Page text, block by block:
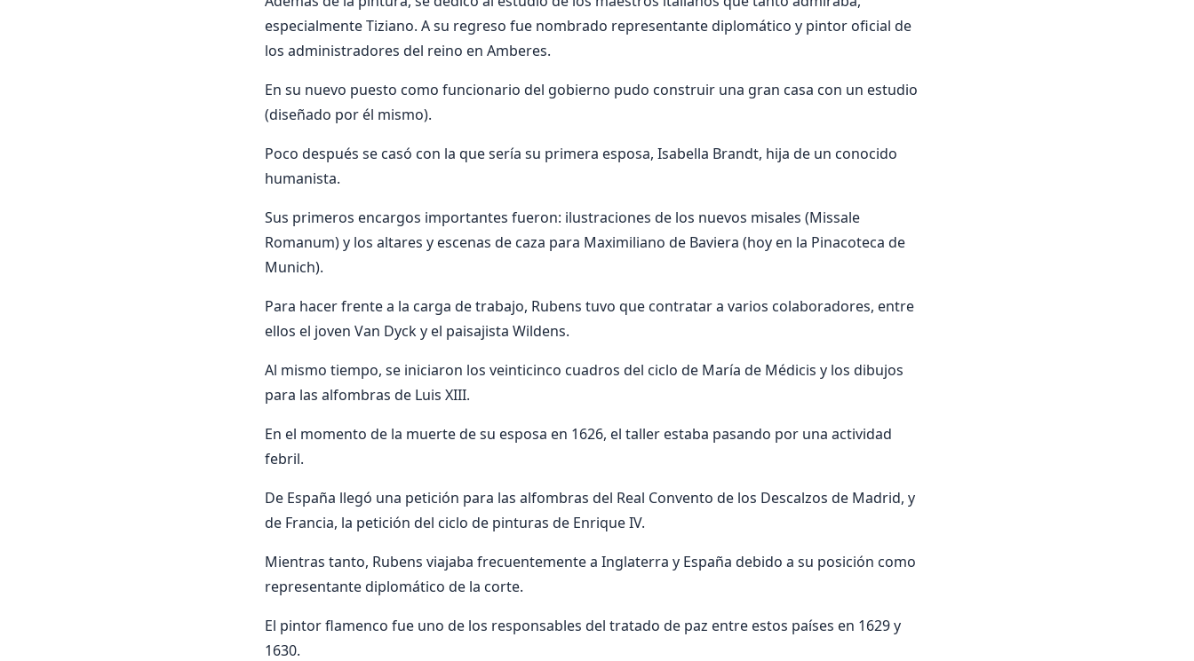
especialmente Tiziano. A su regreso fue nombrado representante diplomático y pintor oficial de
los administradores del reino en Amberes.
En su nuevo puesto como funcionario del gobierno pudo construir una gran casa con un estudio
(diseñado por él mismo).
Poco después se casó con la que sería su primera esposa, Isabella Brandt, hija de un conocido
humanista.
Sus primeros encargos importantes fueron: ilustraciones de los nuevos misales (Missale
Romanum) y los altares y escenas de caza para Maximiliano de Baviera (hoy en la Pinacoteca de
Munich).
Para hacer frente a la carga de trabajo, Rubens tuvo que contratar a varios colaboradores, entre
ellos el joven Van Dyck y el paisajista Wildens.
Al mismo tiempo, se iniciaron los veinticinco cuadros del ciclo de María de Médicis y los dibujos
para las alfombras de Luis XIII.
En el momento de la muerte de su esposa en 1626, el taller estaba pasando por una actividad
febril.
De España llegó una petición para las alfombras del Real Convento de los Descalzos de Madrid, y
de Francia, la petición del ciclo de pinturas de Enrique IV.
Mientras tanto, Rubens viajaba frecuentemente a Inglaterra y España debido a su posición como
representante diplomático de la corte.
El pintor flamenco fue uno de los responsables del tratado de paz entre estos países en 1629 y
1630.